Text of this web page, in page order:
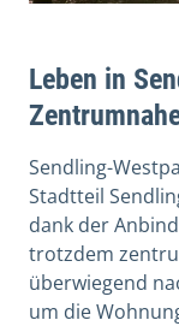
Leben in
Sendling-
Stadtteil
dank der
trotzdem
überwiegend
um die